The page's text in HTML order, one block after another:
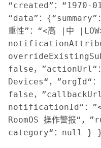
“created”：“1970-
“data”：
重性”：“<高 |中
false，”actionUrl“
Devices“，”orgId“
false，
notificationId“：
RoomOS 操作警报“，
category“：null } }